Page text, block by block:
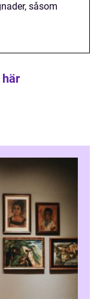
såsom